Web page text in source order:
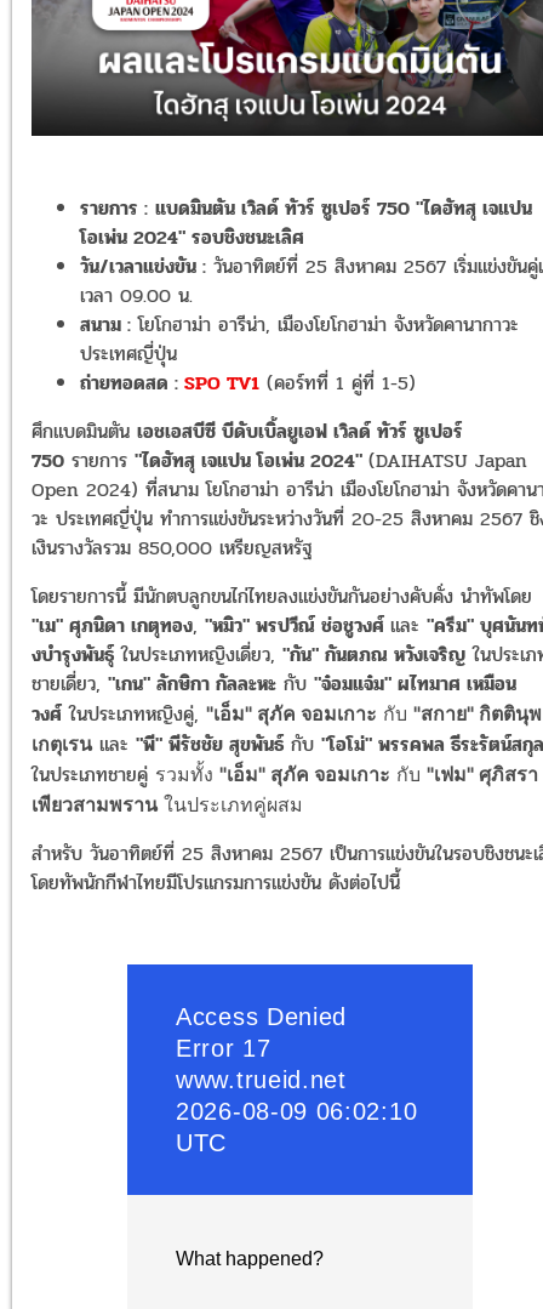
รายการ : แบดมินตัน เวิลด์ ทัวร์ ซูเปอร์ 750 "ไดฮัทสุ เจแปน
โอเพ่น 2024" รอบชิงชนะเลิศ
วัน/เวลาแข่งขัน : วันอาทิตย์ที่ 25 สิงหาคม 2567 เริ่มแข่งขันคู่
เวลา 09.00 น.
สนาม : โยโกฮาม่า อารีน่า, เมืองโยโกฮาม่า จังหวัดคานากาวะ
ประเทศญี่ปุ่น
ถ่ายทอดสด : SPO TV1 (คอร์ทที่ 1 คู่ที่ 1-5)
ศึกแบดมินตัน เอชเอสบีซี บีดับเบิ้ลยูเอฟ เวิลด์ ทัวร์ ซูเปอร์
750 รายการ "ไดฮัทสุ เจแปน โอเพ่น 2024" (DAIHATSU Japan
Open 2024) ที่สนาม โยโกฮาม่า อารีน่า เมืองโยโกฮาม่า จังหวัดคาน
วะ ประเทศญี่ปุ่น ทำการแข่งขันระหว่างวันที่ 20-25 สิงหาคม 2567
เงินรางวัลรวม 850,000 เหรียญสหรัฐ
โดยรายการนี้ มีนักตบลูกขนไก่ไทยลงแข่งขันกันอย่างคับคั่ง นำทัพโดย
"เม" ศุภนิดา เกตุทอง, "หมิว" พรปวีณ์ ช่อชูวงศ์ และ "ครีม" บุศนัน
งบำรุงพันธุ์ ในประเภทหญิงเดี่ยว, "กัน" กันตภณ หวังเจริญ ในประเ
ชายเดี่ยว, "เกน" ลักษิกา กัลละหะ กับ "จ๋อมแจ๋ม" ผไทมาศ เหมือน
วงศ์ ในประเภทหญิงคู่, "เอ็ม" สุภัค จอมเกาะ กับ "สกาย" กิตตินุ
เกตุเรนและ "พี" พีรัชชัย สุขพันธ์ กับ "โอโม่" พรรคพล ธีระรัตน์สกุล
ในประเภทชายคู่ รวมทั้ง "เอ็ม" สุภัค จอมเกาะ กับ "เฟม" ศุภิสรา
เพียวสามพรานในประเภทคู่ผสม
สำหรับ วันอาทิตย์ที่ 25 สิงหาคม 2567 เป็นการแข่งขันในรอบชิงชนะ
โดยทัพนักกีฬาไทยมีโปรแกรมการแข่งขัน ดังต่อไปนี้